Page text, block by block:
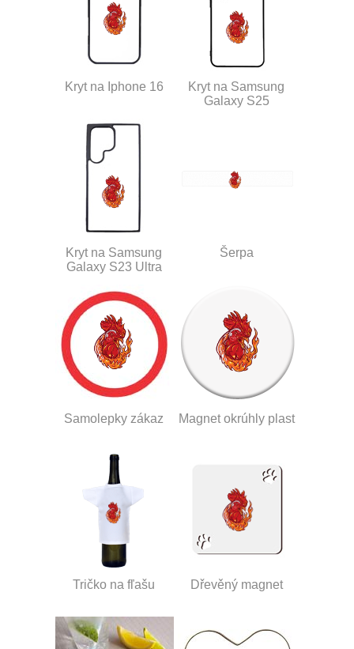
Kryt na Iphone 16
Kryt na Samsung
Galaxy S25
Kryt na Samsung
Galaxy S23 Ultra
Šerpa
Samolepky zákaz Magnet okrúhly plast
Tričko na fľašu Dřevěný magnet